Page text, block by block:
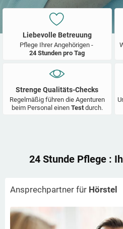
Liebevolle Betreuung
Pflege Ihrer Angehörigen -
24 Stunden pro Tag
Strenge Qualitäts-Checks
Regelmäßig führen die Agenturen
beim Personal einen Test durch.
24 Stunde Pflege :
Ansprechpartner für Hörstel